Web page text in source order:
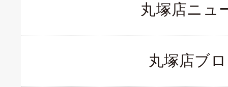
丸塚店ニュ
丸塚店ブ